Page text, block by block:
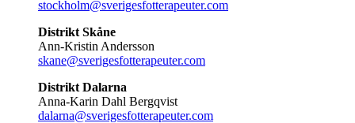
stockholm@sverigesfotterapeuter.com
Distrikt Skåne
Ann-Kristin Andersson
skane@sverigesfotterapeuter.com
Distrikt Dalarna
Anna-Karin Dahl Bergqvist
dalarna@sverigesfotterapeuter.com